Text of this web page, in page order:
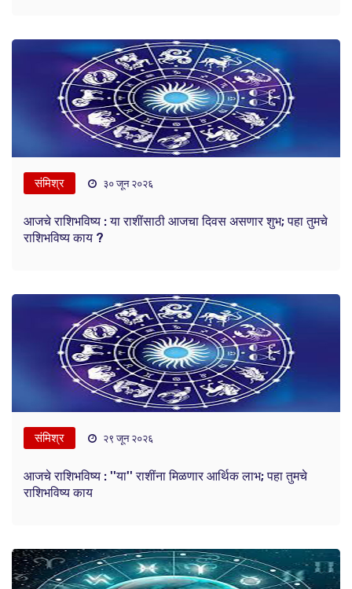
संमिश्र ३० जून २०२६
आजचे राशिभविष्य : या राशींसाठी आजचा दिवस असणार शुभ; पहा तुमचे
राशिभविष्य काय ?
संमिश्र २९ जून २०२६
आजचे राशिभविष्य : ''या'' राशींना मिळणार आर्थिक लाभ; पहा तुमचे
राशिभविष्य काय